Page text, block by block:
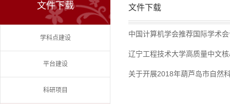
文件下载
学科点建设
平台建设
科研项目
文件下载
中国计算机学会推荐国际学术
辽宁工程技术大学高质量中文
关于开展2018年葫芦岛市自然